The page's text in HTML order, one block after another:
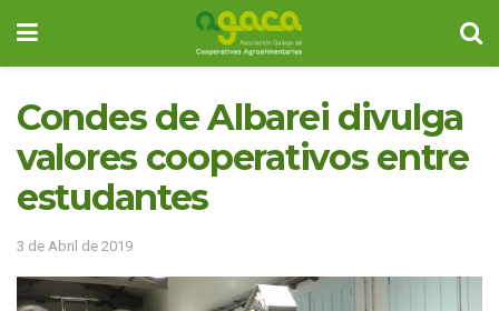
Condes de Albarei divulga
valores cooperativos entre
estudantes
3 de Abril de 2019